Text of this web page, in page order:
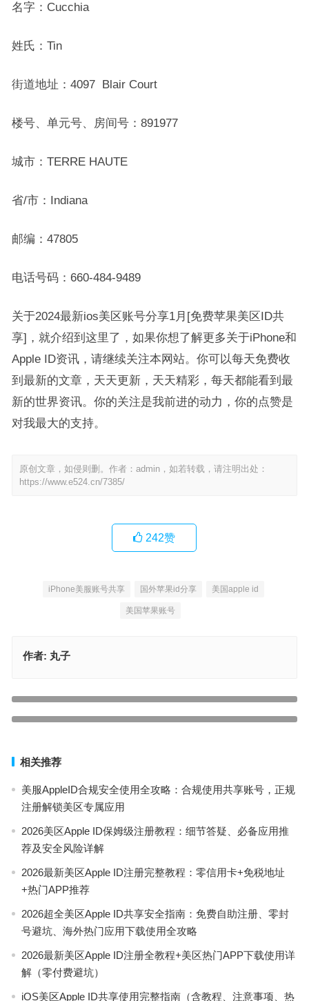
名字：Cucchia
姓氏：Tin
街道地址：4097 Blair Court
楼号、单元号、房间号：891977
城市：TERRE HAUTE
省/市：Indiana
邮编：47805
电话号码：660-484-9489
关于2024最新ios美区账号分享1月[免费苹果美区ID共
享]，就介绍到这里了，如果你想了解更多关于iPhone和
Apple ID资讯，请继续关注本网站。你可以每天免费收
到最新的文章，天天更新，天天精彩，每天都能看到最
新的世界资讯。你的关注是我前进的动力，你的点赞是
对我最大的支持。
原创文章，如侵则删。作者：admin，如若转载，请注明出处：
https://www.e524.cn/7385/
242赞
iPhone美服账号共享 国外苹果id分享 美国apple id
美国苹果账号
作者: 丸子
相关推荐
美服AppleID合规安全使用全攻略：合规使用共享账号，正规
注册解锁美区专属应用
2026美区Apple ID保姆级注册教程：细节答疑、必备应用推
荐及安全风险详解
2026最新美区Apple ID注册完整教程：零信用卡+免税地址
+热门APP推荐
2026超全美区Apple ID共享安全指南：免费自助注册、零封
号避坑、海外热门应用下载使用全攻略
2026最新美区Apple ID注册全教程+美区热门APP下载使用详
解（零付费避坑）
iOS美区Apple ID共享使用完整指南（含教程、注意事项、热